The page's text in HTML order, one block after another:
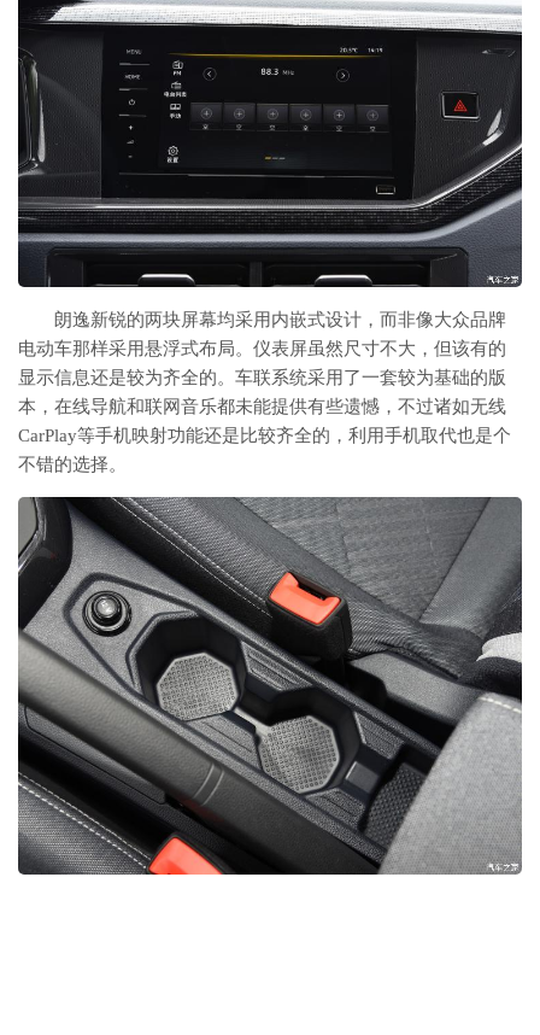
朗逸新锐的两块屏幕均采用内嵌式设计，而非像大众品牌
电动车那样采用悬浮式布局。仪表屏虽然尺寸不大，但该有的
显示信息还是较为齐全的。车联系统采用了一套较为基础的版
本，在线导航和联网音乐都未能提供有些遗憾，不过诸如无线
CarPlay等手机映射功能还是比较齐全的，利用手机取代也是个
不错的选择。